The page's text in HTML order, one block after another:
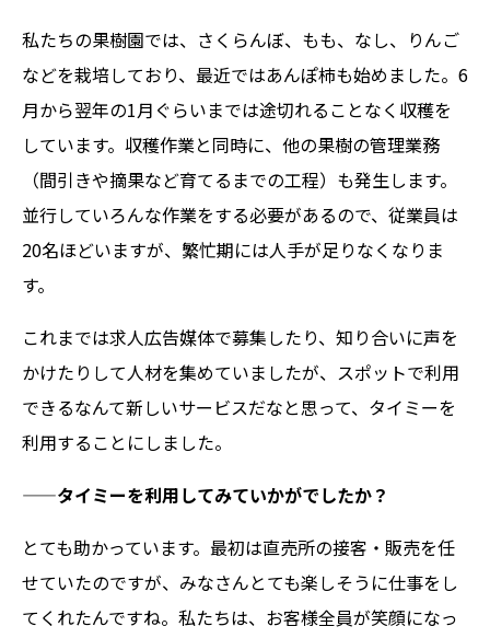
私たちの果樹園では、さくらんぼ、もも、なし、りんご
などを栽培しており、最近ではあんぽ柿も始めました。6
月から翌年の1月ぐらいまでは途切れることなく収穫を
しています。収穫作業と同時に、他の果樹の管理業務
（間引きや摘果など育てるまでの工程）も発生します。
並行していろんな作業をする必要があるので、従業員は
20名ほどいますが、繁忙期には人手が足りなくなりま
す。
これまでは求人広告媒体で募集したり、知り合いに声を
かけたりして人材を集めていましたが、スポットで利用
できるなんて新しいサービスだなと思って、タイミーを
利用することにしました。
——タイミーを利用してみていかがでしたか？
とても助かっています。最初は直売所の接客・販売を任
せていたのですが、みなさんとても楽しそうに仕事をし
てくれたんですね。私たちは、お客様全員が笑顔になっ